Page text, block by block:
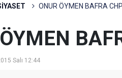
ONUR ÖYMEN BAFRA
Salı 12:44